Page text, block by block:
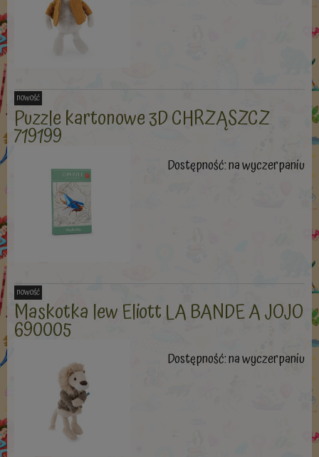
Puzzle kartonowe 3D CHRZĄSZCZ
719199
Dostępność:na wyczerpaniu
nowość
Maskotka lew Eliott LA BANDE A JOJO
690005
Dostępność:na wyczerpaniu
nowość